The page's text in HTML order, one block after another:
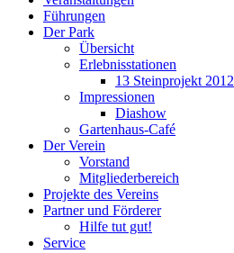
Führungen
Der Park
Übersicht
Erlebnisstationen
13 Steinprojekt 2012
Impressionen
Diashow
Gartenhaus-Café
Der Verein
Vorstand
Mitgliederbereich
Projekte des Vereins
Partner und Förderer
Hilfe tut gut!
Service